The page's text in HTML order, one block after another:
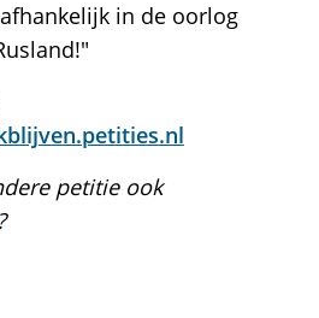
in de oorlog
petitie ook